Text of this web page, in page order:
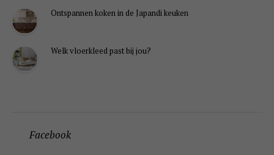
Ontspannen koken in de Japandi keuken
Welk vloerkleed past bij jou?
Facebook